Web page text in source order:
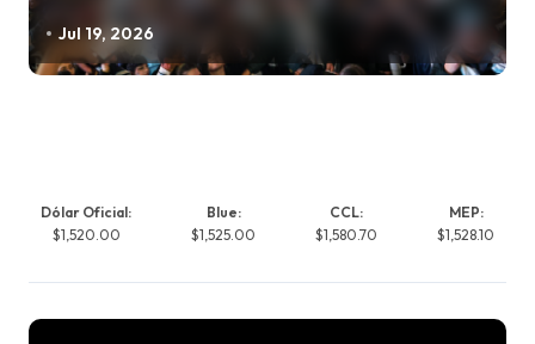
Jul 19, 2026
Dólar Oficial:
$1,520.00
Blue:
$1,525.00
CCL:
$1,580.70
MEP:
$1,528.10